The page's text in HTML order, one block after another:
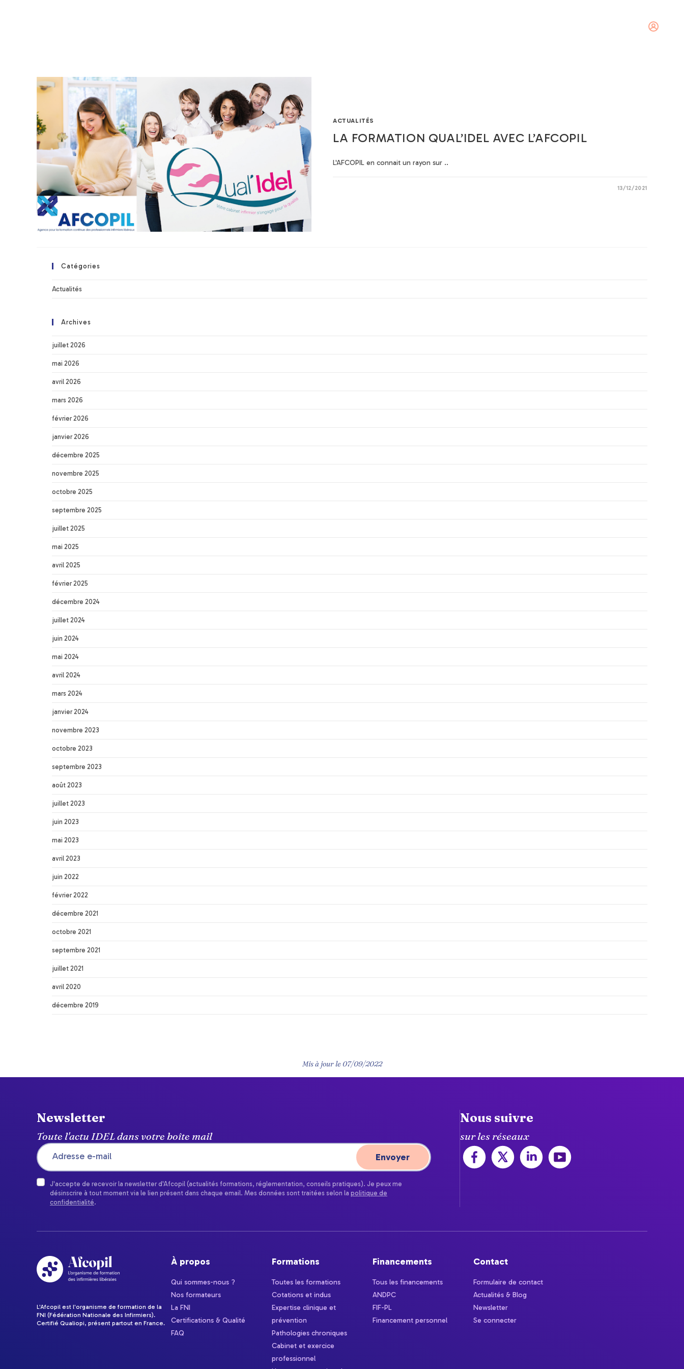
ACTUALITÉS
LA FORMATION QUAL’IDEL AVEC L’AFCOPIL
L'AFCOPIL en connait un rayon sur ..
13/12/2021
Catégories
Actualités
Archives
juillet 2026
mai 2026
avril 2026
mars 2026
février 2026
janvier 2026
décembre 2025
novembre 2025
octobre 2025
septembre 2025
juillet 2025
mai 2025
avril 2025
février 2025
décembre 2024
juillet 2024
juin 2024
mai 2024
avril 2024
mars 2024
janvier 2024
novembre 2023
octobre 2023
septembre 2023
août 2023
juillet 2023
juin 2023
mai 2023
avril 2023
juin 2022
février 2022
décembre 2021
octobre 2021
septembre 2021
juillet 2021
avril 2020
décembre 2019
Mis à jour le07/09/2022
Newsletter
Toute l'actu IDEL dans votre boîte mail
J'accepte de recevoir la newsletter d'Afcopil (actualités formations, réglementation, conseils pratiques). Je peux me
désinscrire à tout moment via le lien présent dans chaque email. Mes données sont traitées selon la politique de
confidentialité.
Nous suivre
sur les réseaux
L'Afcopil est l'organisme de formation de la
FNI (Fédération Nationale des Infirmiers).
Certifié Qualiopi, présent partout en France.
À propos
Qui sommes-nous ?
Nos formateurs
La FNI
Certifications & Qualité
FAQ
Formations
Toutes les formations
Cotations et indus
Expertise clinique et
prévention
Pathologies chroniques
Cabinet et exercice
professionnel
Financements
Tous les financements
ANDPC
FIF-PL
Financement personnel
Contact
Formulaire de contact
Actualités & Blog
Newsletter
Se connecter